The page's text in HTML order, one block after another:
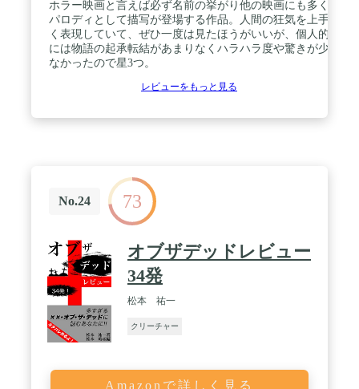
ホラー映画と言えば必ず名前の挙がり他の映画にも多く
パロディとして描写が登場する作品。人間の狂気を上手
く表現していて、ぜひ一度は見たほうがいいが、個人的
には物語の起承転結があまりなくハラハラ度や驚きが少
なかったので星3つ。
レビューをもっと見る
No.24 73
オブザデッドレビュー
34発
松本 祐一
クリーチャー
Amazonで詳しく見る